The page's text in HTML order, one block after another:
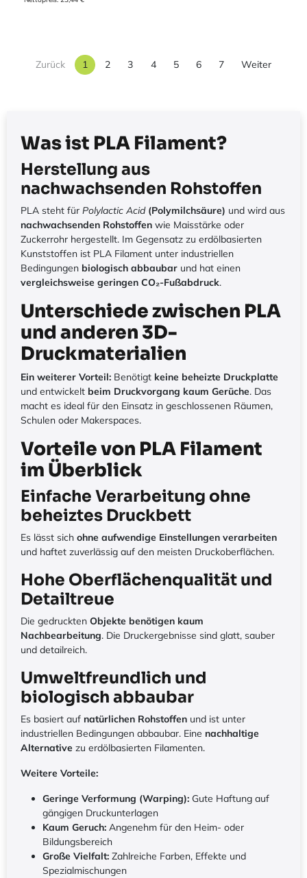
Zurück 1 2 3 4 5 6 7 Weiter
Was ist PLA Filament?
Herstellung aus
nachwachsenden Rohstoffen
PLA steht für Polylactic Acid(Polymilchsäure) und wird aus
nachwachsenden Rohstoffen wie Maisstärke oder
Zuckerrohr hergestellt. Im Gegensatz zu erdölbasierten
Kunststoffen ist PLA Filament unter industriellen
Bedingungen biologisch abbaubar und hat einen
vergleichsweise geringen CO₂-Fußabdruck.
Unterschiede zwischen PLA
und anderen 3D-
Druckmaterialien
Ein weiterer Vorteil: Benötigt keine beheizte Druckplatte
und entwickelt beim Druckvorgang kaum Gerüche. Das
macht es ideal für den Einsatz in geschlossenen Räumen,
Schulen oder Makerspaces.
Vorteile von PLA Filament
im Überblick
Einfache Verarbeitung ohne
beheiztes Druckbett
Es lässt sich ohne aufwendige Einstellungen verarbeiten
und haftet zuverlässig auf den meisten Druckoberflächen.
Hohe Oberflächenqualität und
Detailtreue
Die gedruckten Objekte benötigen kaum
Nachbearbeitung. Die Druckergebnisse sind glatt, sauber
und detailreich.
Umweltfreundlich und
biologisch abbaubar
Es basiert auf natürlichen Rohstoffen und ist unter
industriellen Bedingungen abbaubar. Eine nachhaltige
Alternative zu erdölbasierten Filamenten.
Weitere Vorteile:
Geringe Verformung (Warping): Gute Haftung auf
gängigen Druckunterlagen
Kaum Geruch: Angenehm für den Heim- oder
Bildungsbereich
Große Vielfalt: Zahlreiche Farben, Effekte und
Spezialmischungen